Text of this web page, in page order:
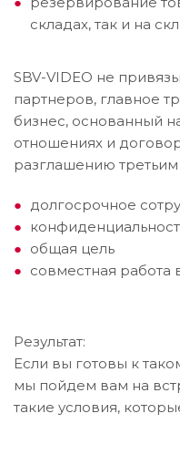
складах, так и на
SBV-VIDEO не
партнеров, главное
бизнес, основанный
отношениях и
разглашению
долгосрочное
общая цель
совместная работа
Результат:
Если вы готовы к
мы пойдем вам на
такие условия,